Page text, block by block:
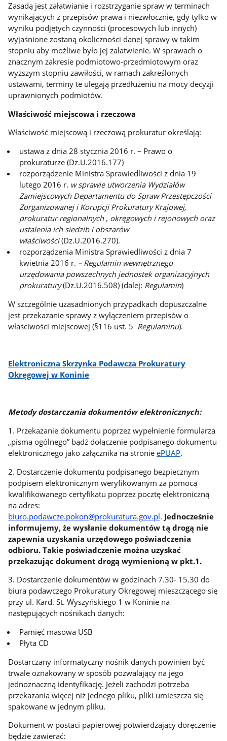
Zasadą jest załatwianie i rozstrzyganie spraw w terminach
wynikających z przepisów prawa i niezwłocznie, gdy tylko w
wyniku podjętych czynności (procesowych lub innych)
wyjaśnione zostaną okoliczności danej sprawy w takim
stopniu aby możliwe było jej załatwienie. W sprawach o
znacznym zakresie podmiotowo-przedmiotowym oraz
wyższym stopniu zawiłości, w ramach zakreślonych
ustawami, terminy te ulegają przedłużeniu na mocy decyzji
uprawnionych podmiotów.
Właściwość miejscowa i rzeczowa
Właściwość miejscową i rzeczową prokuratur określają:
ustawa z dnia 28 stycznia 2016 r. – Prawo o
prokuraturze (Dz.U.2016.177)
rozporządzenie Ministra Sprawiedliwości z dnia 19
lutego 2016 r. w sprawie utworzenia Wydziałów
Zamiejscowych Departamentu do Spraw Przestępczości
Zorganizowanej i Korupcji Prokuratury Krajowej,
prokuratur regionalnych , okręgowych i rejonowych oraz
ustalenia ich siedzib i obszarów
właściwości(Dz.U.2016.270).
rozporządzenia Ministra Sprawiedliwości z dnia 7
kwietnia 2016 r. – Regulamin wewnętrznego
urzędowania powszechnych jednostek organizacyjnych
prokuratury(Dz.U.2016.508) (dalej: Regulamin)
W szczególnie uzasadnionych przypadkach dopuszczalne
jest przekazanie sprawy z wyłączeniem przepisów o
właściwości miejscowej (§116 ust. 5 Regulaminu).
Elektroniczna Skrzynka Podawcza Prokuratury
Okręgowej w Koninie
Metody dostarczania dokumentów elektronicznych:
1. Przekazanie dokumentu poprzez wypełnienie formularza
„pisma ogólnego” bądź dołączenie podpisanego dokumentu
elektronicznego jako załącznika na stronieePUAP.
2. Dostarczenie dokumentu podpisanego bezpiecznym
podpisem elektronicznym weryfikowanym za pomocą
kwalifikowanego certyfikatu poprzez pocztę elektroniczną
na adres:
biuro.podawcze.pokon@prokuratura.gov.pl. Jednocześnie
informujemy, że wysłanie dokumentów tą drogą nie
zapewnia uzyskania urzędowego poświadczenia
odbioru. Takie poświadczenie można uzyskać
przekazując dokument drogą wymienioną w pkt.1.
3. Dostarczenie dokumentów w godzinach 7.30- 15.30 do
biura podawczego Prokuratury Okręgowej mieszczącego się
przy ul. Kard. St. Wyszyńskiego 1 w Koninie na
następujących nośnikach danych:
Pamięć masowa USB
Płyta CD
Dostarczany informatyczny nośnik danych powinien być
trwale oznakowany w sposób pozwalający na jego
jednoznaczną identyfikację. Jeżeli zachodzi potrzeba
przekazania więcej niż jednego pliku, pliki umieszcza się
spakowane w jednym pliku.
Dokument w postaci papierowej potwierdzający doręczenie
będzie zawierać: